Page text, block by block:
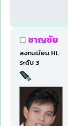
ชาญชัย
ลงทะเบียน HL
ระดับ 3